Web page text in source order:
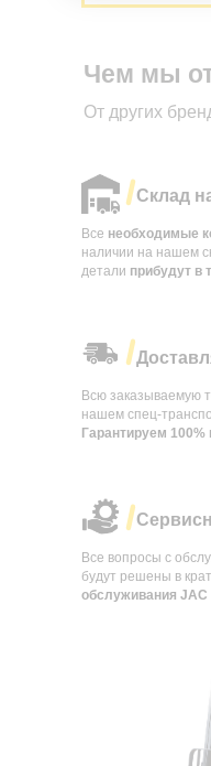
Чем мы
От других
Все вопросы с
будут решены в
обслуживания JAC
Все необходимые
наличии на нашем
детали прибудут в
Склад
Всю заказываемую
нашем спец-
Гарантируем 100%